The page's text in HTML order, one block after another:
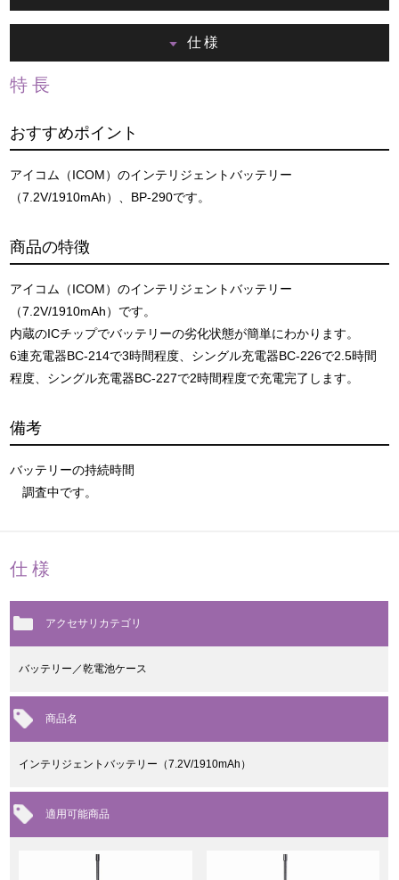
仕様
特長
おすすめポイント
アイコム（ICOM）のインテリジェントバッテリー
（7.2V/1910mAh）、BP-290です。
商品の特徴
アイコム（ICOM）のインテリジェントバッテリー
（7.2V/1910mAh）です。
内蔵のICチップでバッテリーの劣化状態が簡単にわかります。
6連充電器BC-214で3時間程度、シングル充電器BC-226で2.5時間
程度、シングル充電器BC-227で2時間程度で充電完了します。
備考
バッテリーの持続時間
調査中です。
仕様
アクセサリカテゴリ
バッテリー／乾電池ケース
商品名
インテリジェントバッテリー（7.2V/1910mAh）
適用可能商品